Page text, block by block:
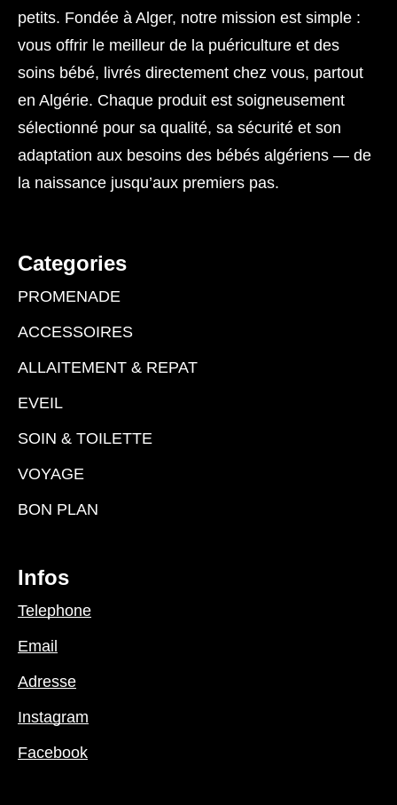
petits. Fondée à Alger, notre mission est simple :
vous offrir le meilleur de la puériculture et des
soins bébé, livrés directement chez vous, partout
en Algérie. Chaque produit est soigneusement
sélectionné pour sa qualité, sa sécurité et son
adaptation aux besoins des bébés algériens — de
la naissance jusqu’aux premiers pas.
Categories
PROMENADE
ACCESSOIRES
ALLAITEMENT & REPAT
EVEIL
SOIN & TOILETTE
VOYAGE
BON PLAN
Infos
Telephone
Email
Adresse
Instagram
Facebook